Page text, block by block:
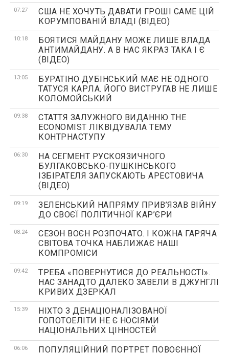
07:27
США НЕ ХОЧУТЬ ДАВАТИ ГРОШІ САМЕ ЦІЙ
КОРУМПОВАНІЙ ВЛАДІ (ВІДЕО)
10:18
БОЯТИСЯ МАЙДАНУ МОЖЕ ЛИШЕ ВЛАДА
АНТИМАЙДАНУ. А В НАС ЯКРАЗ ТАКА І Є
(ВІДЕО)
13:05
БУРАТІНО ДУБІНСЬКИЙ МАЄ НЕ ОДНОГО
ТАТУСЯ КАРЛА. ЙОГО ВИСТРУГАВ НЕ ЛИШЕ
КОЛОМОЙСЬКИЙ
09:38
СТАТТЯ ЗАЛУЖНОГО ВИДАННЮ THE
ECONOMIST ЛІКВІДУВАЛА ТЕМУ
КОНТРНАСТУПУ
06:30
НА СЕГМЕНТ РУСКОЯЗИЧНОГО
БУЛГАКОВСЬКО-ПУШКІНСЬКОГО
ІЗБІРАТЕЛЯ ЗАПУСКАЮТЬ АРЕСТОВИЧА
(ВІДЕО)
09:19
ЗЕЛЕНСЬКИЙ НАПРЯМУ ПРИВ’ЯЗАВ ВІЙНУ
ДО СВОЄЇ ПОЛІТИЧНОЇ КАР’ЄРИ
08:24
СЕЗОН ВОЄН РОЗПОЧАТО. І КОЖНА ГАРЯЧА
СВІТОВА ТОЧКА НАБЛИЖАЄ НАШІ
КОМПРОМІСИ
09:42
ТРЕБА «ПОВЕРНУТИСЯ ДО РЕАЛЬНОСТІ».
НАС ЗАНАДТО ДАЛЕКО ЗАВЕЛИ В ДЖУНГЛІ
КРИВИХ ДЗЕРКАЛ
15:39
НІХТО З ДЕНАЦІОНАЛІЗОВАНОЇ
ГОПОТОЕЛІТИ НЕ Є НОСІЯМИ
НАЦІОНАЛЬНИХ ЦІННОСТЕЙ
06:06
ПОПУЛЯЦІЙНИЙ ПОРТРЕТ ПОВОЄННОЇ